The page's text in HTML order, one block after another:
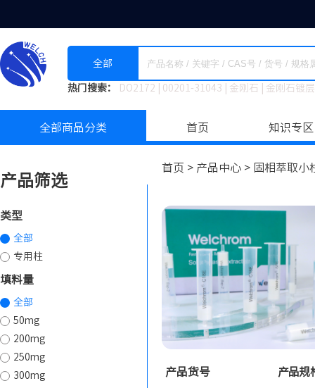
全部
热门搜索： DO2172 00201-31043 金刚石 金刚石镀
全部商品分类 首页 知识专区
首页 > 产品中心 > 固相萃取小
产品筛选
类型
全部
专用柱
填料量
全部
50mg
200mg
250mg
300mg
产品货号 产品规